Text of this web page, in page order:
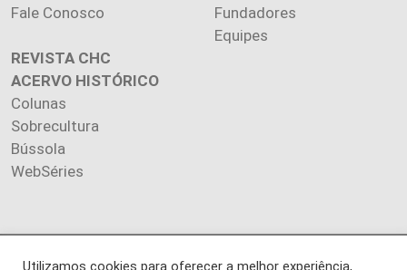
Fale Conosco
Fundadores
Equipes
REVISTA CHC
ACERVO HISTÓRICO
Colunas
Sobrecultura
Bússola
WebSéries
Copyright 2026 INSTITUTO CIÊNCIA HOJE. Todos os direitos
Utilizamos cookies para oferecer a melhor experiência,